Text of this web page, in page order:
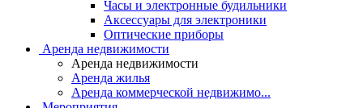
Часы и электронные будильники
Аксессуары для электроники
Оптические приборы
Аренда недвижимости
Аренда недвижимости
Аренда жилья
Аренда коммерческой недвижимо...